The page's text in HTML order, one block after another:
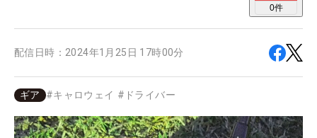
0件
配信日時： 2024年1月25日 17時00分
ギア #キャロウェイ # ドライバー